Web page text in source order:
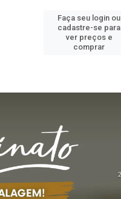
Faça seu login ou
cadastre-se para
ver preços e
comprar